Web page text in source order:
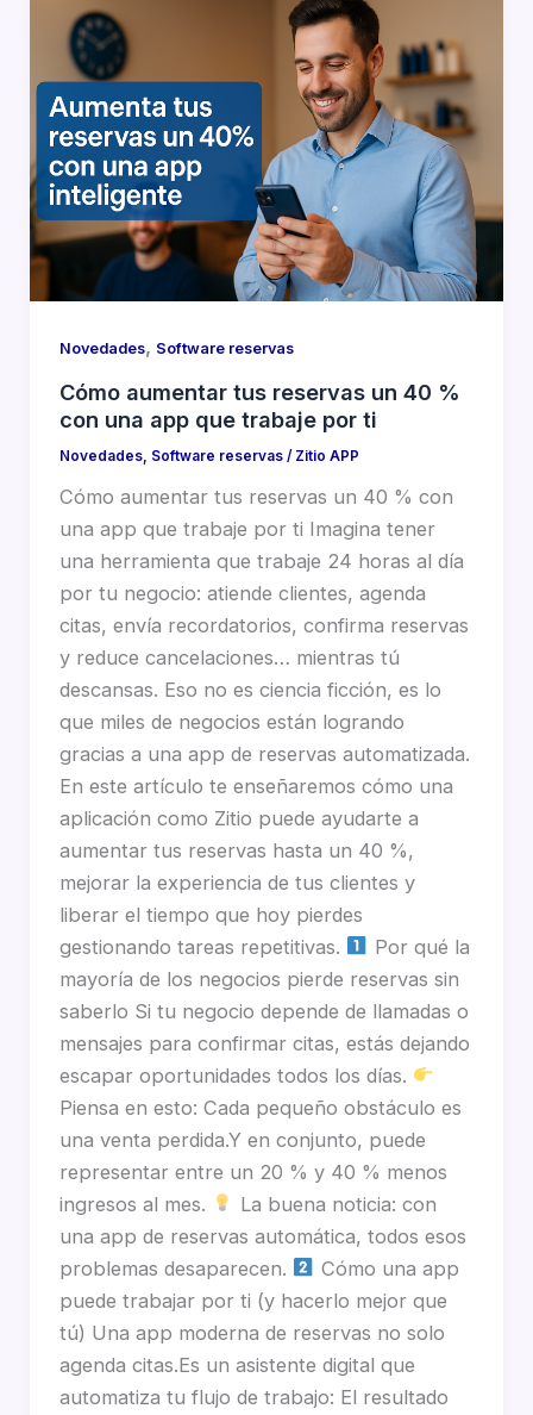
Novedades, Software reservas
Cómo aumentar tus reservas un 40 %
con una app que trabaje por ti
Novedades, Software reservas/ Zitio APP
Cómo aumentar tus reservas un 40 % con
una app que trabaje por ti Imagina tener
una herramienta que trabaje 24 horas al día
por tu negocio: atiende clientes, agenda
citas, envía recordatorios, confirma reservas
y reduce cancelaciones… mientras tú
descansas. Eso no es ciencia ficción, es lo
que miles de negocios están logrando
gracias a una app de reservas automatizada.
En este artículo te enseñaremos cómo una
aplicación como Zitio puede ayudarte a
aumentar tus reservas hasta un 40 %,
mejorar la experiencia de tus clientes y
liberar el tiempo que hoy pierdes
gestionando tareas repetitivas.
Por qué la
mayoría de los negocios pierde reservas sin
saberlo Si tu negocio depende de llamadas o
mensajes para confirmar citas, estás dejando
escapar oportunidades todos los días.
Piensa en esto: Cada pequeño obstáculo es
una venta perdida.Y en conjunto, puede
representar entre un 20 % y 40 % menos
ingresos al mes.
La buena noticia: con
una app de reservas automática, todos esos
problemas desaparecen.
Cómo una app
puede trabajar por ti (y hacerlo mejor que
tú) Una app moderna de reservas no solo
agenda citas.Es un asistente digital que
automatiza tu flujo de trabajo: El resultado